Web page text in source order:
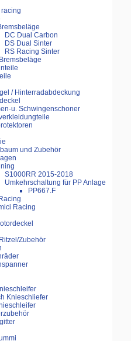
DC Dual Carbon
DS Dual Sinter
RS Racing Sinter
/ Hinterradabdeckung
u. Schwingenschoner
und Zubehör
S1000RR 2015-2018
Umkehrschaltung für PP Anlage
PP667.F
Racing
Zubehör
Knieschliefer